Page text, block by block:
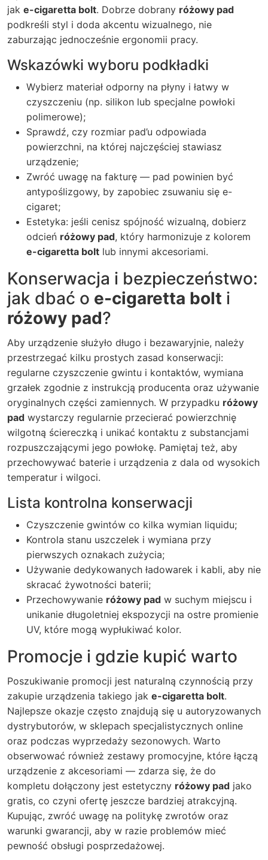
jak e-cigaretta bolt. Dobrze dobrany różowy pad
podkreśli styl i doda akcentu wizualnego, nie
zaburzając jednocześnie ergonomii pracy.
Wskazówki wyboru podkładki
Wybierz materiał odporny na płyny i łatwy w
czyszczeniu (np. silikon lub specjalne powłoki
polimerowe);
Sprawdź, czy rozmiar pad’u odpowiada
powierzchni, na której najczęściej stawiasz
urządzenie;
Zwróć uwagę na fakturę — pad powinien być
antypoślizgowy, by zapobiec zsuwaniu się e-
cigaret;
Estetyka: jeśli cenisz spójność wizualną, dobierz
odcień różowy pad, który harmonizuje z kolorem
e-cigaretta bolt lub innymi akcesoriami.
Konserwacja i bezpieczeństwo:
jak dbać o e-cigaretta bolt i
różowy pad?
Aby urządzenie służyło długo i bezawaryjnie, należy
przestrzegać kilku prostych zasad konserwacji:
regularne czyszczenie gwintu i kontaktów, wymiana
grzałek zgodnie z instrukcją producenta oraz używanie
oryginalnych części zamiennych. W przypadku różowy
pad wystarczy regularnie przecierać powierzchnię
wilgotną ściereczką i unikać kontaktu z substancjami
rozpuszczającymi jego powłokę. Pamiętaj też, aby
przechowywać baterie i urządzenia z dala od wysokich
temperatur i wilgoci.
Lista kontrolna konserwacji
Czyszczenie gwintów co kilka wymian liquidu;
Kontrola stanu uszczelek i wymiana przy
pierwszych oznakach zużycia;
Używanie dedykowanych ładowarek i kabli, aby nie
skracać żywotności baterii;
Przechowywanie różowy pad w suchym miejscu i
unikanie długoletniej ekspozycji na ostre promienie
UV, które mogą wypłukiwać kolor.
Promocje i gdzie kupić warto
Poszukiwanie promocji jest naturalną czynnością przy
zakupie urządzenia takiego jak e-cigaretta bolt.
Najlepsze okazje często znajdują się u autoryzowanych
dystrybutorów, w sklepach specjalistycznych online
oraz podczas wyprzedaży sezonowych. Warto
obserwować również zestawy promocyjne, które łączą
urządzenie z akcesoriami — zdarza się, że do
kompletu dołączony jest estetyczny różowy pad jako
gratis, co czyni ofertę jeszcze bardziej atrakcyjną.
Kupując, zwróć uwagę na politykę zwrotów oraz
warunki gwarancji, aby w razie problemów mieć
pewność obsługi posprzedażowej.